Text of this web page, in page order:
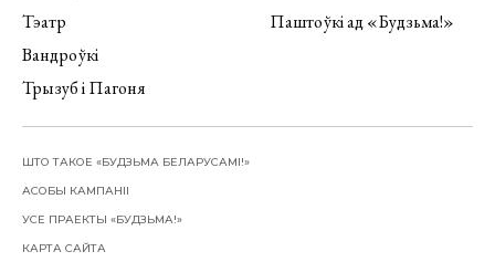
Тэатр
Вандроўкі
Трызуб і Пагоня
Паштоўкі ад «Будзьма!»
ШТО ТАКОЕ «БУДЗЬМА БЕЛАРУСАМІ!»
АСОБЫ КАМПАНІІ
УСЕ ПРАЕКТЫ «БУДЗЬМА!»
КАРТА САЙТА